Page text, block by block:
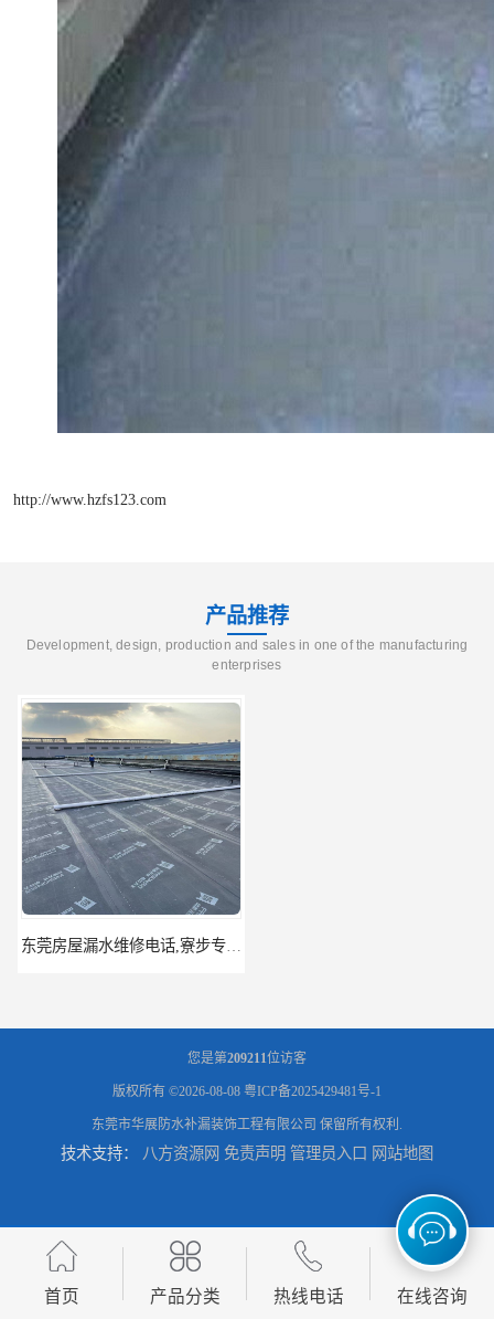
http://www.hzfs123.com
产品推荐
Development, design, production and sales in one of the manufacturing
enterprises
东莞房屋漏水维修电话,寮步专业房屋防水补漏，专业厂房渗漏水维修
东莞厚街专业厂房防水补漏选华展防水，质量好不复漏，省钱省力更省心 东莞防水补漏,厚街房屋漏水维修,厚街防水补漏,厚街厂房防水补漏
您是第209211位访客
版权所有 ©2026-08-08 粤ICP备2025429481号-1
东莞市华展防水补漏装饰工程有限公司 保留所有权利.
技术支持： 八方资源网 免责声明 管理员入口 网站地图
首页 产品分类 热线电话 在线咨询